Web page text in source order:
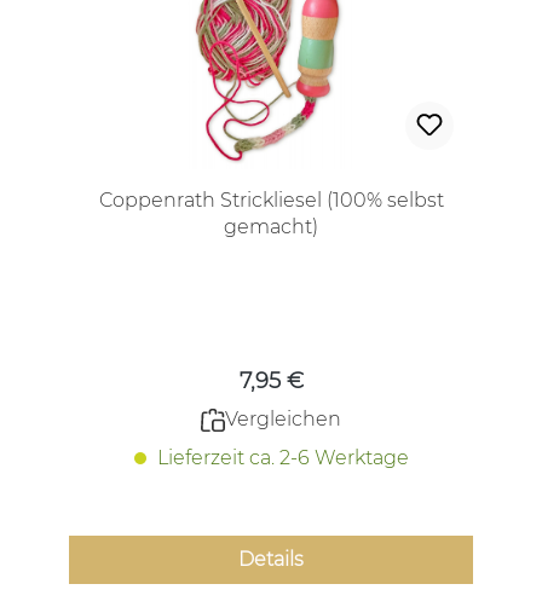
Coppenrath Strickliesel (100% selbst
gemacht)
7,95 €
Vergleichen
Lieferzeit ca. 2-6 Werktage
Details